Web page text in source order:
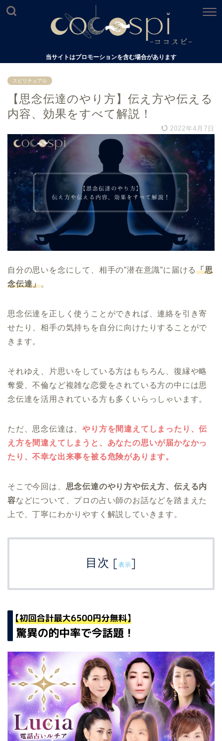
当サイトはプロモーションを含む場合があります
スピリチュアル
【思念伝達のやり方】伝え方や伝える
内容、効果をすべて解説！
2022年4月7日
自分の思いを念にして、相手の”潜在意識”に届ける「思
念伝達」。
思念伝達を正しく使うことができれば、連絡を引き寄
せたり、相手の気持ちを自分に向けたりすることがで
きます。
それゆえ、片思いをしている方はもちろん、復縁や略
奪愛、不倫など複雑な恋愛をされている方の中には思
念伝達を活用されている方も多くいらっしゃいます。
ただ、思念伝達は、やり方を間違えてしまったり、伝
え方を間違えてしまうと、あなたの思いが届かなかっ
たり、不幸な出来事を被る危険があります。
そこで今回は、 思念伝達のやり方や伝え方、伝える内
容などについて、プロの占い師のお話などを踏まえた
上で、丁寧にわかりやすく解説していきます。
目次 [表示]